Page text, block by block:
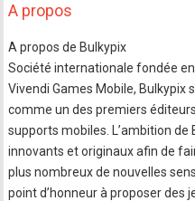
A propos
A propos de Bulkypix
Société internationale fondée
Vivendi Games Mobile, Bulkypix
comme un des premiers
supports mobiles. L’ambition
innovants et originaux afin de
plus nombreux de nouvelles
point d’honneur à proposer des